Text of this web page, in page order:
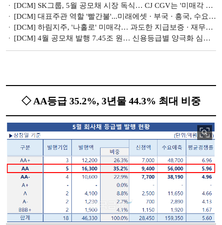
[DCM] SK그룹, 5월 공모채 시장 독식… CJ CGV는 '미매각 충격' [5월 회사채 리뷰(II)]
[DCM] 대표주관 역할 '빨간불'...미래에셋 · 부국 · 흥국, 수요예측 '성적 불량' [4월 회사채 리뷰(III)]
[DCM] 하림지주, '나홀로' 미매각… 과도한 지급보증 · 재무부담이 발목 [4월 회사채 리뷰(II)]
[DCM] 4월 공모채 발행 7.45조 원… 신용등급별 양극화 심화 [4월 회사채 리뷰(I)]
◇ AA등급 35.2%, 3년물 44.3% 최대 비중